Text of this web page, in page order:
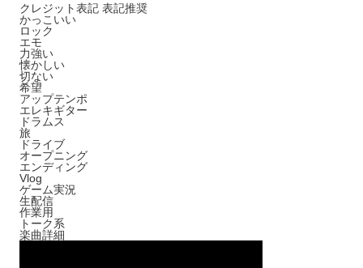
クレジット表記 表記推奨
かっこいい
ロック
エモ
力強い
懐かしい
切ない
希望
アップテンポ
エレキギター
ドラムス
旅
ドライブ
オープニング
エンディング
Vlog
ゲーム実況
生配信
作業用
トーク系
楽曲詳細